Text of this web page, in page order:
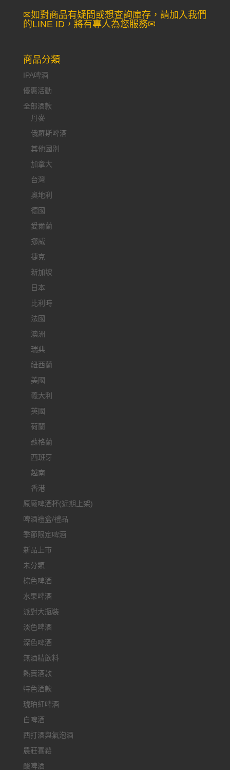
✉如對商品有疑問或想查詢庫存，請加入我們
的LINE ID，將有專人為您服務✉
商品分類
IPA啤酒
優惠活動
全部酒款
丹麥
俄羅斯啤酒
其他國別
加拿大
台灣
奧地利
德國
愛爾蘭
挪威
捷克
新加坡
日本
比利時
法國
澳洲
瑞典
紐西蘭
美國
義大利
英國
荷蘭
蘇格蘭
西班牙
越南
香港
原廠啤酒杯(近期上架)
啤酒禮盒/禮品
季節限定啤酒
新品上市
未分類
棕色啤酒
水果啤酒
派對大瓶裝
淡色啤酒
深色啤酒
無酒精飲料
熱賣酒款
特色酒款
琥珀紅啤酒
白啤酒
西打酒與氣泡酒
農莊喜鬆
酸啤酒